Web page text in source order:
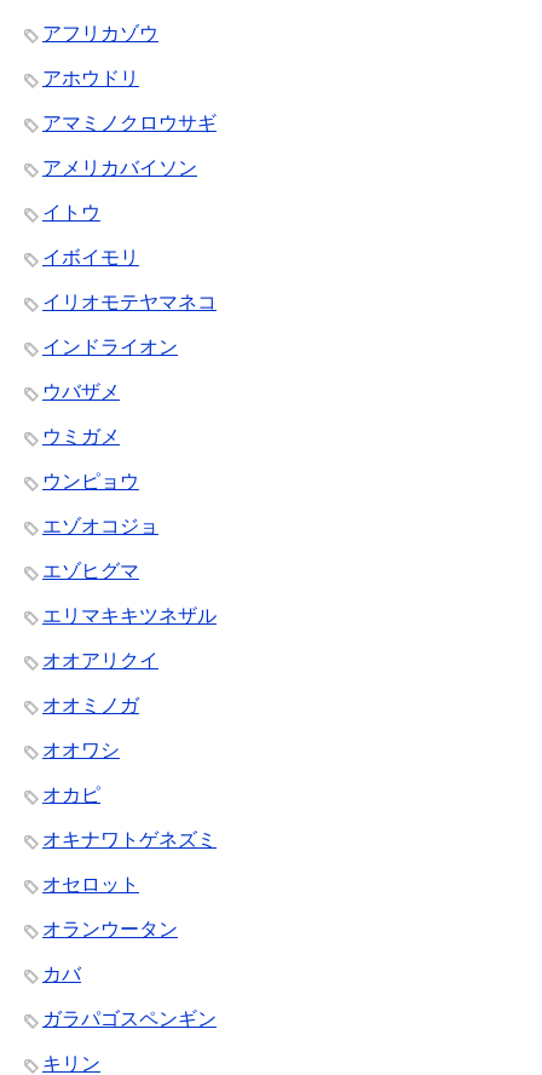
アフリカゾウ
アホウドリ
アマミノクロウサギ
アメリカバイソン
イトウ
イボイモリ
イリオモテヤマネコ
インドライオン
ウバザメ
ウミガメ
ウンピョウ
エゾオコジョ
エゾヒグマ
エリマキキツネザル
オオアリクイ
オオミノガ
オオワシ
オカピ
オキナワトゲネズミ
オセロット
オランウータン
カバ
ガラパゴスペンギン
キリン